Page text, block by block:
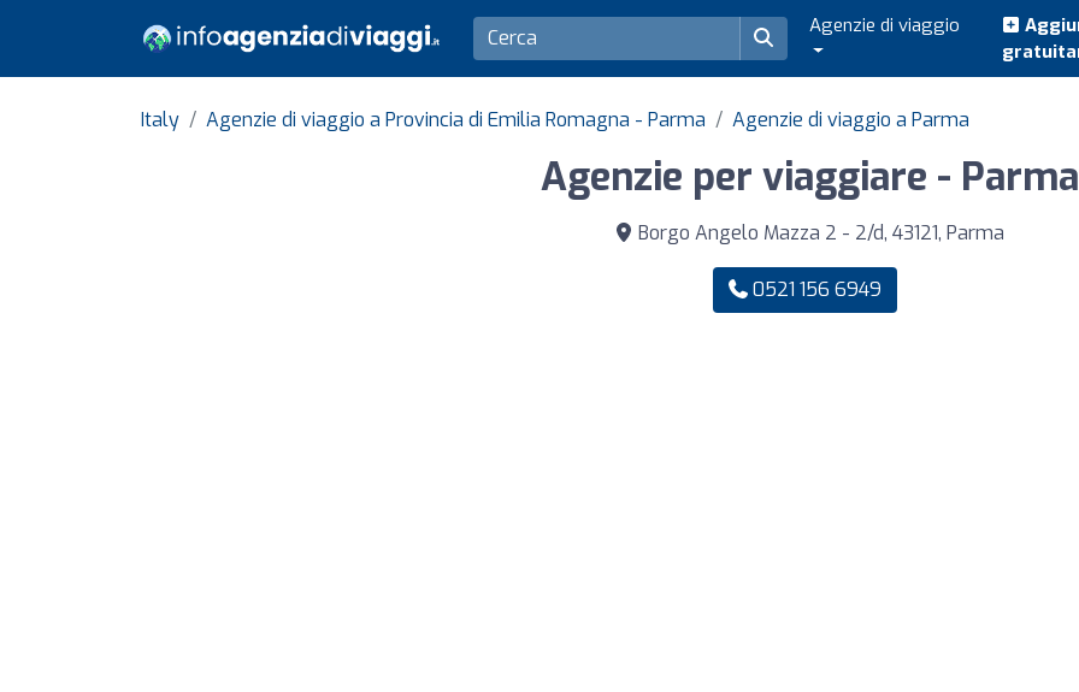
Agenzie di viaggio
Italy Agenzie di viaggio a Provincia di Emilia Romagna - Parma Agenzie di viaggio a Parma
Agenzie per viaggiare - Parma
Borgo Angelo Mazza 2 - 2/d, 43121, Parma
0521 156 6949